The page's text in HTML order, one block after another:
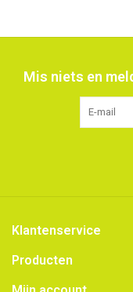
Mis niets en
Klantenservice
Producten